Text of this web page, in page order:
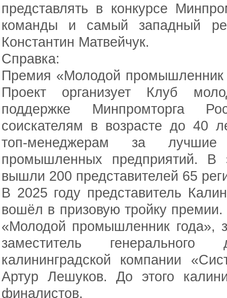
представлять в конкурсе
команды и самый западный
Константин Матвейчук.
Справка:
Премия «Молодой промышленник
Проект организует Клуб
поддержке Минпромторга
соискателям в возрасте до 40
топ-менеджерам за
промышленных предприятий.
вышли 200 представителей 65
В 2025 году представитель
вошёл в призовую тройку
«Молодой промышленник года»,
заместитель
калининградской компании
Артур Лешуков. До этого
финалистов.